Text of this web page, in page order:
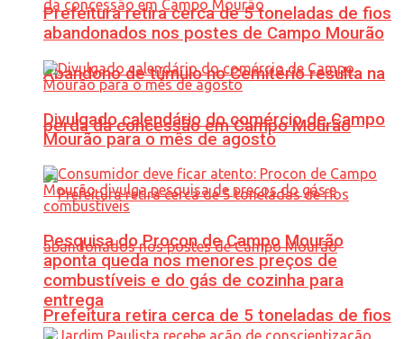
Abandono de túmulo no Cemitério resulta na
perda da concessão em Campo Mourão
Prefeitura retira cerca de 5 toneladas de fios
Prefeitura retira cerca de 5 toneladas de fios
abandonados nos postes de Campo Mourão
Divulgado calendário do comércio de Campo
Mourão para o mês de agosto
Pesquisa do Procon de Campo Mourão
aponta queda nos menores preços de
combustíveis e do gás de cozinha para
entrega